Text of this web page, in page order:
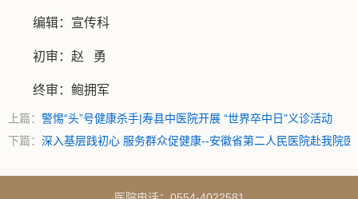
编辑：宣传科
初审：赵 勇
终审：鲍拥军
上篇： 警惕“头”号健康杀手|寿县中医院开展 “世界卒中日”义诊活动
下篇： 深入基层践初心 服务群众促健康--安徽省第二人民医院赴我院